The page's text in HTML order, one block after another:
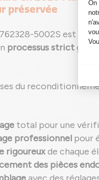
préservée
5002S est un
processus strict
du
total pour une
professionnel pour
rigoureuxde chaque
des pièces